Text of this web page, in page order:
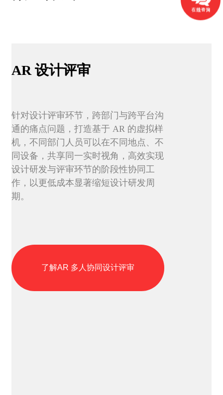
AR 设计评审
针对设计评审环节，跨部门与跨平台沟
通的痛点问题，打造基于 AR 的虚拟样
机，不同部门人员可以在不同地点、不
同设备，共享同一实时视角，高效实现
设计研发与评审环节的阶段性协同工
作，以更低成本显著缩短设计研发周
期。
了解AR 多人协同设计评审